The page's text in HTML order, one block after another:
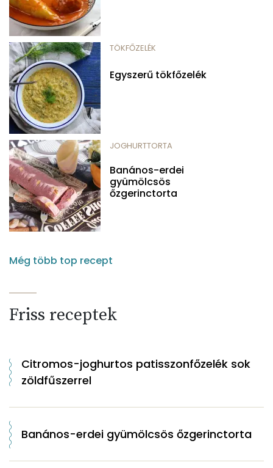
TÖKFŐZELÉK
Egyszerű tökfőzelék
JOGHURTTORTA
Banános-erdei
gyümölcsös
őzgerinctorta
Még több top recept
Friss receptek
Citromos-joghurtos patisszonfőzelék sok
zöldfűszerrel
Banános-erdei gyümölcsös őzgerinctorta